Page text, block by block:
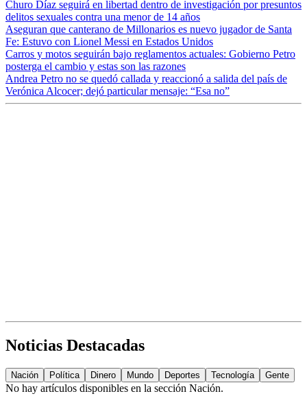
Churo Díaz seguirá en libertad dentro de investigación por presuntos
delitos sexuales contra una menor de 14 años
Aseguran que canterano de Millonarios es nuevo jugador de Santa
Fe: Estuvo con Lionel Messi en Estados Unidos
Carros y motos seguirán bajo reglamentos actuales: Gobierno Petro
posterga el cambio y estas son las razones
Andrea Petro no se quedó callada y reaccionó a salida del país de
Verónica Alcocer; dejó particular mensaje: “Esa no”
Noticias Destacadas
Nación Política Dinero Mundo Deportes Tecnología Gente
No hay artículos disponibles en la sección Nación.